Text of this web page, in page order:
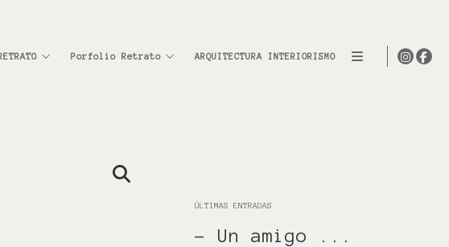
Porfolio Retrato ARQUITECTURA INTERIORISMO
ÚLTIMAS ENTRADAS
- Un amigo ...